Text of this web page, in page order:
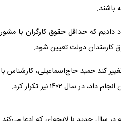
باشند.
دادیم که حداقل حقوق کارگران با
کارمندان دولت تعیین شود.
کند.حمید حاج‌اسماعیلی، کارشناس